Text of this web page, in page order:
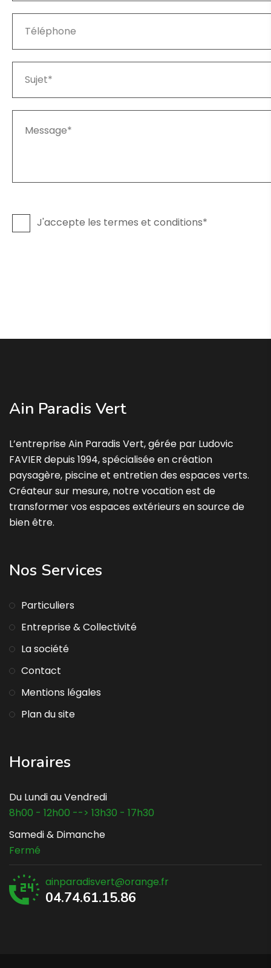
J'accepte les termes et conditions*
Ain Paradis Vert
L’entreprise Ain Paradis Vert, gérée par Ludovic
FAVIER depuis 1994, spécialisée en création
paysagère, piscine et entretien des espaces verts.
Créateur sur mesure, notre vocation est de
transformer vos espaces extérieurs en source de
bien être.
Nos Services
Particuliers
Entreprise & Collectivité
La société
Contact
Mentions légales
Plan du site
Horaires
Du Lundi au Vendredi
8h00 - 12h00 --> 13h30 - 17h30
Samedi & Dimanche
Fermé
ainparadisvert@orange.fr
04.74.61.15.86